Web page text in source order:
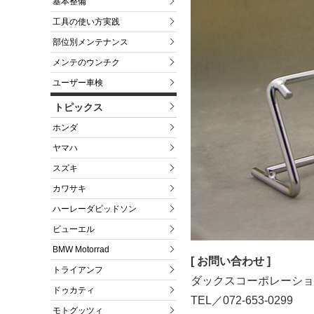
工具の使い方実践
部位別メンテナンス
メンテのウンチク
ユーザー車検
トピックス
ホンダ
ヤマハ
スズキ
カワサキ
ハーレーダビッドソン
ビューエル
BMW Motorrad
トライアンフ
ドゥカティ
モトグッツィ
[ お問い合わせ ]
ダックスコーポレーシ
TEL／072-653-0299